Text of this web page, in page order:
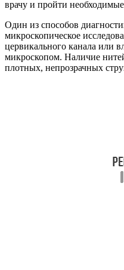
врачу и пройти
Один из способов
микроскопическое
цервикального канала или
микроскопом. Наличие
плотных, непрозрачных